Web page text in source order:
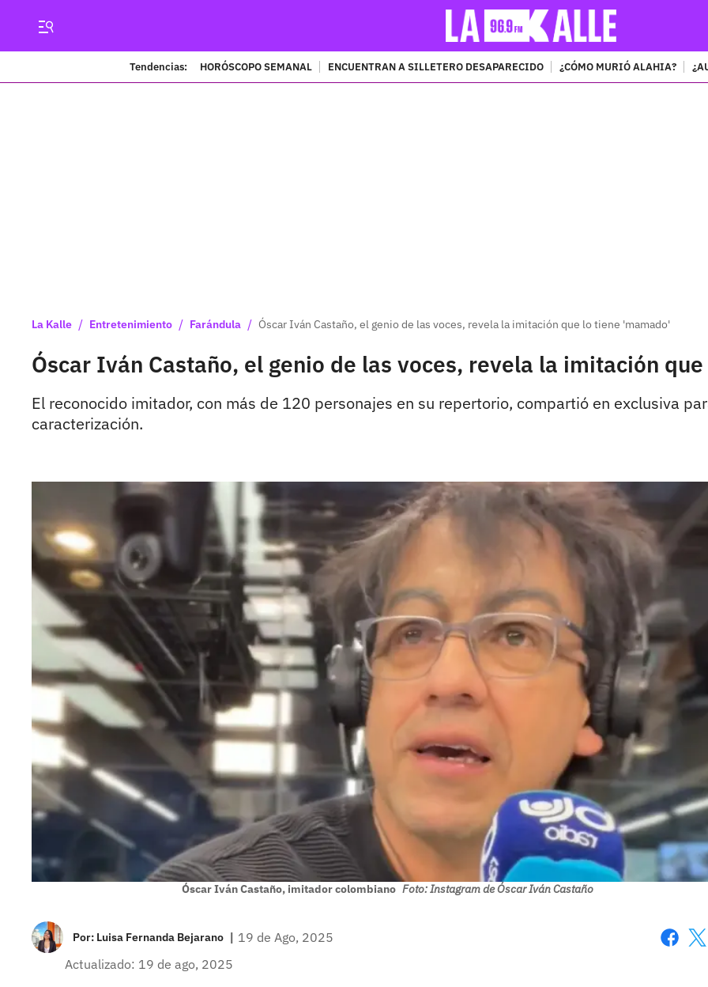
Tendencias: HORÓSCOPO SEMANAL ENCUENTRAN A SILLETERO DESAPARECIDO ¿CÓMO MURIÓ ALAHIA?
La Kalle / Entretenimiento / Farándula / Óscar Iván Castaño, el genio de las voces, revela la imitación que lo tiene 'mamado'
Óscar Iván Castaño, el genio de las voces, revela la imitación
El reconocido imitador, con más de 120 personajes en su repertorio, compartió en exclusiva
caracterización.
Óscar Iván Castaño, imitador colombiano Foto: Instagram de Óscar Iván Castaño
Por: Luisa Fernanda Bejarano | 19 de Ago, 2025
Actualizado: 19 de ago, 2025